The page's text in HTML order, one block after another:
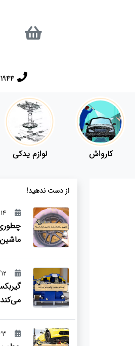
کارواش لوازم یدکی
از دست ندهید!